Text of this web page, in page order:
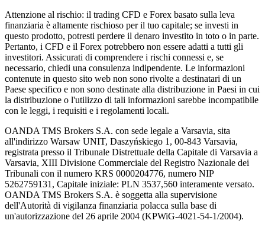
Attenzione al rischio: il trading CFD e Forex basato sulla leva
finanziaria è altamente rischioso per il tuo capitale; se investi in
questo prodotto, potresti perdere il denaro investito in toto o in parte.
Pertanto, i CFD e il Forex potrebbero non essere adatti a tutti gli
investitori. Assicurati di comprendere i rischi connessi e, se
necessario, chiedi una consulenza indipendente. Le informazioni
contenute in questo sito web non sono rivolte a destinatari di un
Paese specifico e non sono destinate alla distribuzione in Paesi in cui
la distribuzione o l'utilizzo di tali informazioni sarebbe incompatibile
con le leggi, i requisiti e i regolamenti locali.
OANDA TMS Brokers S.A. con sede legale a Varsavia, sita
all'indirizzo Warsaw UNIT, Daszyńskiego 1, 00-843 Varsavia,
registrata presso il Tribunale Distrettuale della Capitale di Varsavia a
Varsavia, XIII Divisione Commerciale del Registro Nazionale dei
Tribunali con il numero KRS 0000204776, numero NIP
5262759131, Capitale iniziale: PLN 3537,560 interamente versato.
OANDA TMS Brokers S.A. è soggetta alla supervisione
dell'Autorità di vigilanza finanziaria polacca sulla base di
un'autorizzazione del 26 aprile 2004 (KPWiG-4021-54-1/2004).